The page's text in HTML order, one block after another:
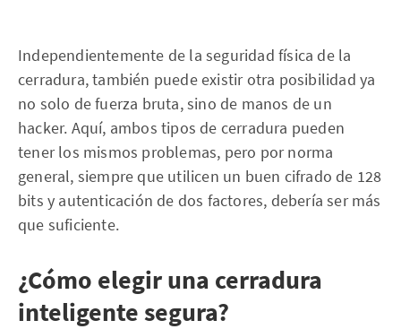
Independientemente de la seguridad física de la
cerradura, también puede existir otra posibilidad ya
no solo de fuerza bruta, sino de manos de un
hacker. Aquí, ambos tipos de cerradura pueden
tener los mismos problemas, pero por norma
general, siempre que utilicen un buen cifrado de 128
bits y autenticación de dos factores, debería ser más
que suficiente.
¿Cómo elegir una cerradura
inteligente segura?